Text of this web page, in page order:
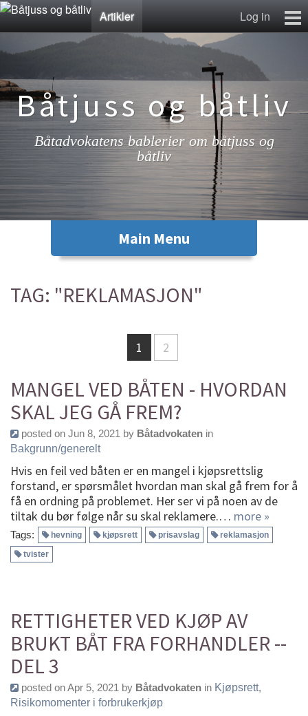
Artikler Log in
Lenkesamling
Kontakt
Båtjuss og båtliv
Båtadvokatens bablerier om båtjuss og
båtliv
TAG: "REKLAMASJON"
1 2
MANGEL VED BÅTEN - HVORDAN
SKAL JEG GÅ FREM?
posted on Jun 8, 2021 by Båtadvokaten in
Bakgrunn/generelt
Hvis en feil ved båten er en mangel i kjøpsrettslig
forstand, er spørsmålet hvordan man skal gå frem for å
få en ordning på problemet. Her ser vi på noen av de
tiltak du bør følge når su skal reklamere.… more »
Tags: hevning kjøpsrett prisavslag
reklamasjon
tvister
RETTIGHETER VED KJØP AV
BRUKT BÅT FRA FORHANDLER --
DEL 3
posted on Apr 5, 2021 by Båtadvokaten in Kjøpsrett,
Risikomomenter i forbrukerkjøp